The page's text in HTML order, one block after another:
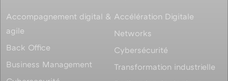
Accompagnement digital &
agile
Back Office
Business Management
Accélération Digitale
Networks
Cybersécurité
Transformation industrielle